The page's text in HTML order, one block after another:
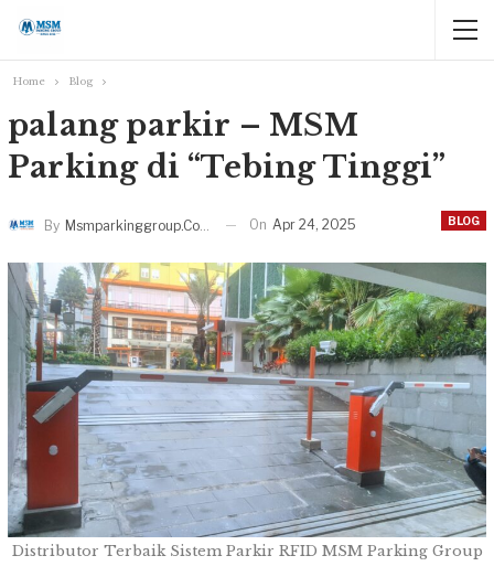
Home Blog
palang parkir – MSM
Parking di “Tebing Tinggi”
BLOG
By Msmparkinggroup.com On Apr 24, 2025
Distributor Terbaik Sistem Parkir RFID MSM Parking Group